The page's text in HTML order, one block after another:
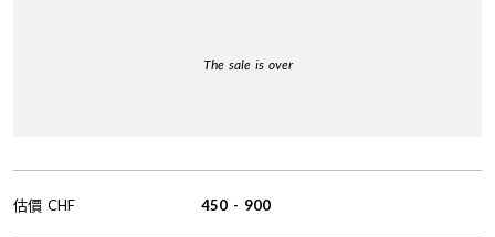
The sale is over
估價 CHF 450 - 900